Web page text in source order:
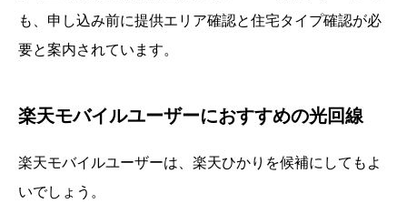
も、申し込み前に提供エリア確認と住宅タイプ確認が必
要と案内されています。
楽天モバイルユーザーにおすすめの光回線
楽天モバイルユーザーは、楽天ひかりを候補にしてもよ
いでしょう。